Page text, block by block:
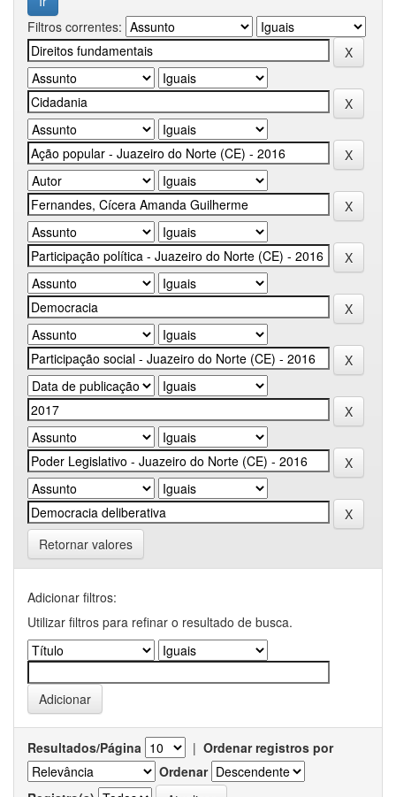
Filtros correntes:
Retornar valores
Adicionar filtros:
Utilizar filtros para refinar o resultado de busca.
Resultados/Página | Ordenar registros por
Ordenar